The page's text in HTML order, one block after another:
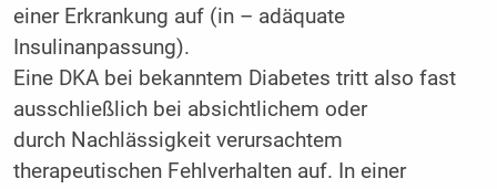
einer Erkrankung auf (in – adäquate
Insulinanpassung).
Eine DKA bei bekanntem Diabetes tritt also fast
ausschließlich bei absichtlichem oder
durch Nachlässigkeit verursachtem
therapeutischen Fehlverhalten auf. In einer